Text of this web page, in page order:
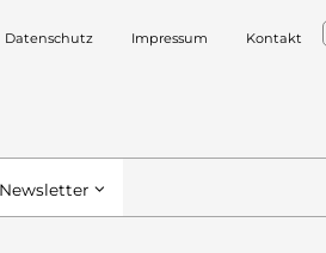
Datenschutz Impressum Kontakt
Newsletter